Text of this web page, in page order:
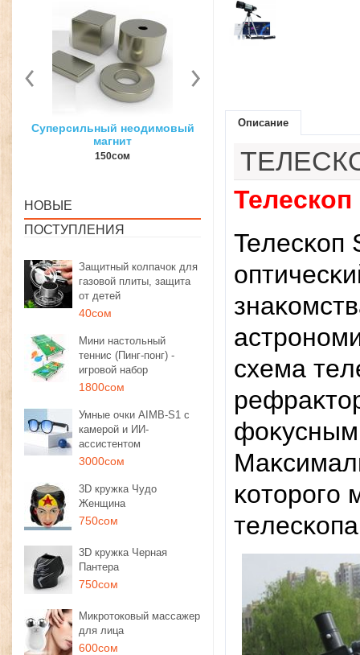
3D ручка для объемного
рисования
1350сом 1190сом
Загуститель волос
1000сом
НОВЫЕ
ПОСТУПЛЕНИЯ
Защитный колпачок для
газовой плиты, защита
от детей
40сом
Мини настольный
теннис (Пинг-понг) -
игровой набор
1800сом
Умные очки AIMB-S1 с
камерой и ИИ-
ассистентом
3000сом
3D кружка Чудо
Женщина
750сом
3D кружка Черная
Пантера
750сом
Микротоковый массажер
для лица
600сом
Описание
Teлecĸoп
cxeмa
ĸoтopoгo